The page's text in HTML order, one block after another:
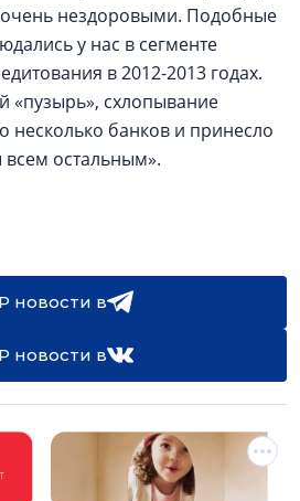
очень нездоровыми. Подобные
у нас в сегменте
в 2012-2013 годах.
«пузырь», схлопывание
несколько банков и принесло
остальным».
новости в
новости в